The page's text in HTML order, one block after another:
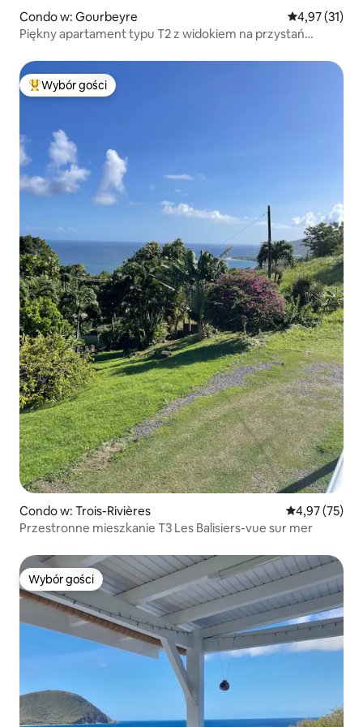
Condo w: Gourbeyre Średnia
4,97 (31)
Piękny apartament typu T2 z widokiem na przystań
Najpopularniejsze z kategorii Wybór gości
Wybór gości
Condo w: Trois-Rivières Średnia
4,97 (75)
Przestronne mieszkanie T3 Les Balisiers-vue sur mer
Wybór gości
Wybór gości